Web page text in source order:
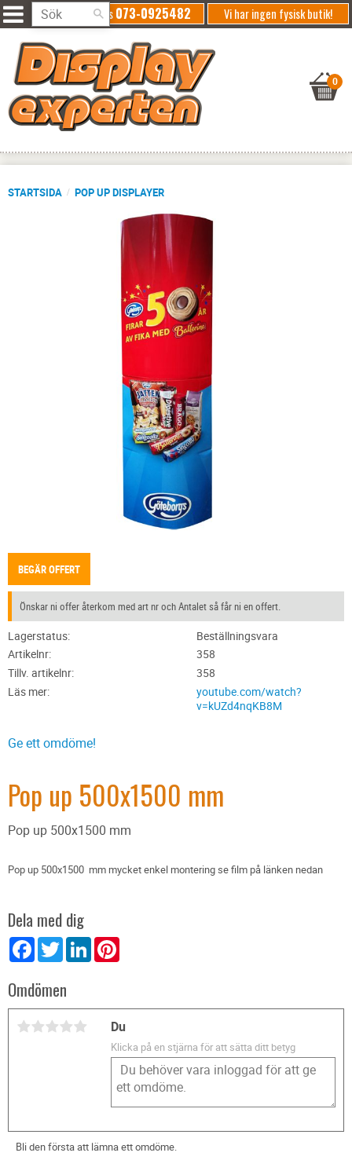
Vi har ingen fysisk butik!
Ring oss073-0925482
STARTSIDA POP UP DISPLAYER
BEGÄR OFFERT
Önskar ni offer återkom med art nr och Antalet så får ni en offert.
Lagerstatus
Beställningsvara
Artikelnr
358
Tillv. artikelnr
358
Läs mer
youtube.com/watch?
v=kUZd4nqKB8M
Ge ett omdöme!
Pop up 500x1500 mm
Pop up 500x1500 mm
Pop up 500x1500 mm mycket enkel montering se film på länken nedan
Dela med dig
FacebookTwitter LinkedIn
Omdömen
Du
Klicka på en stjärna för att sätta ditt betyg
Bli den första att lämna ett omdöme.